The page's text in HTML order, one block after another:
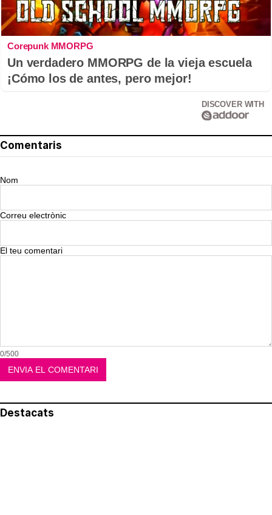
Corepunk MMORPG
Un verdadero MMORPG de la vieja escuela
¡Cómo los de antes, pero mejor!
DISCOVER WITH
Comentaris
Nom
Correu electrònic
El teu comentari
0/500
Destacats